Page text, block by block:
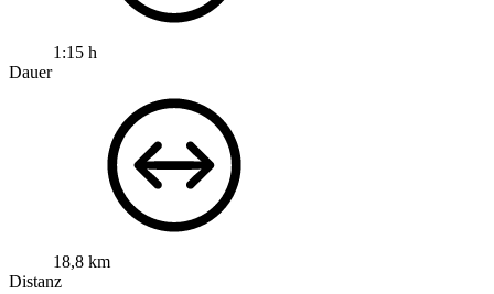
1:15 h
Dauer
18,8 km
Distanz